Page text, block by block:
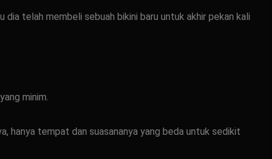
telah membeli sebuah bikini baru untuk akhir pekan kali
minim.
hanya tempat dan suasananya yang beda untuk sedikit